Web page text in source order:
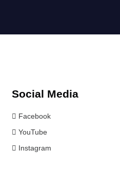
Social Media
Facebook
YouTube
Instagram